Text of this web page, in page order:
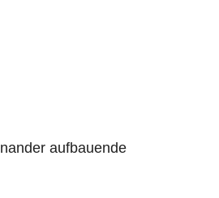
aufbauende